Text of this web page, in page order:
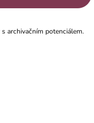
archivačním potenciálem.